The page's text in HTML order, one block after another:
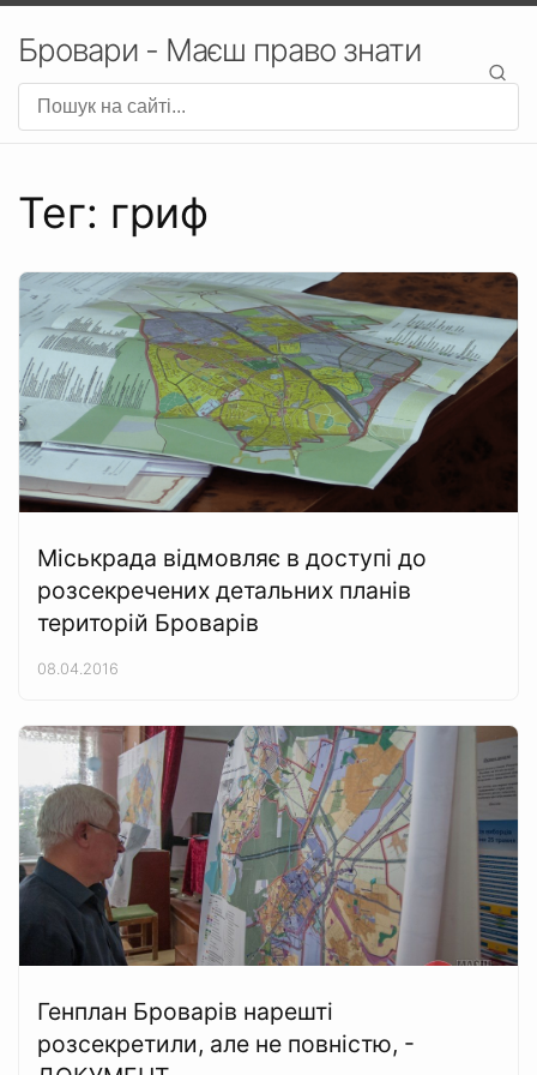
Бровари - Маєш право знати
Тег: гриф
Міськрада відмовляє в доступі до
розсекречених детальних планів
територій Броварів
08.04.2016
Генплан Броварів нарешті
розсекретили, але не повністю, -